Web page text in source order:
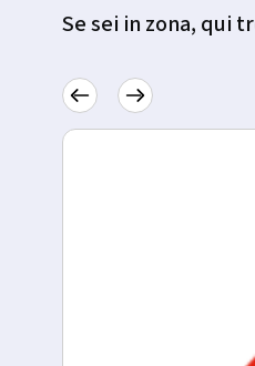
Se sei in zona, qui